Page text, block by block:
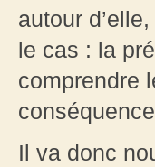
autour
le cas : la
comprendre
Il va donc